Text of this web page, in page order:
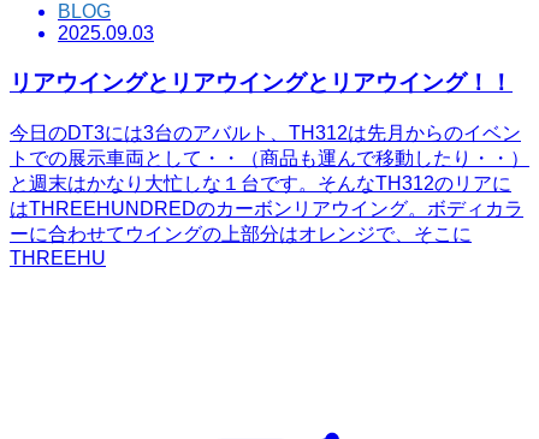
BLOG
2025.09.03
リアウイングとリアウイングとリアウイング！！
今日のDT3には3台のアバルト、TH312は先月からのイベン
トでの展示車両として・・（商品も運んで移動したり・・）
と週末はかなり大忙しな１台です。そんなTH312のリアに
はTHREEHUNDREDのカーボンリアウイング。ボディカラ
ーに合わせてウイングの上部分はオレンジで、そこに
THREEHU